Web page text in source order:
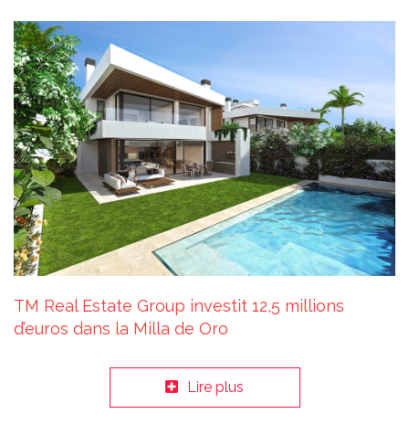
TM Real Estate Group investit 12,5 millions
d’euros dans la Milla de Oro
Lire plus